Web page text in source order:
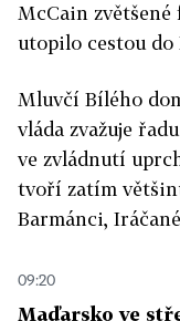
McCain
utopilo cestou do
Mluvčí Bílého
vláda zvažuje
ve zvládnutí
tvoří zatím
Barmánci,
09:20
Maďarsko ve